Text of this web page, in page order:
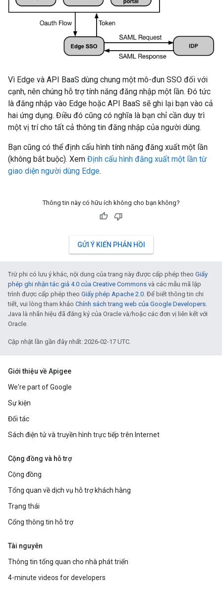
Vì Edge và API BaaS dùng chung một mô-đun SSO đối với
cạnh, nên chúng hỗ trợ tính năng đăng nhập một lần. Đó tức
là đăng nhập vào Edge hoặc API BaaS sẽ ghi lại bạn vào cả
hai ứng dụng. Điều đó cũng có nghĩa là bạn chỉ cần duy trì
một vị trí cho tất cả thông tin đăng nhập của người dùng.
Bạn cũng có thể định cấu hình tính năng đăng xuất một lần
(không bắt buộc). Xem Định cấu hình đăng xuất một lần từ
giao diện người dùng Edge.
Thông tin này có hữu ích không cho bạn không?
GỬI Ý KIẾN PHẢN HỒI
Trừ phi có lưu ý khác, nội dung của trang này được cấp phép theo Giấy
phép ghi nhận tác giả 4.0 của Creative Commons và các mẫu mã lập
trình được cấp phép theo Giấy phép Apache 2.0 . Để biết thông tin chi
tiết, vui lòng tham khảo Chính sách trang web của Google Developers
Java là nhãn hiệu đã đăng ký của Oracle và/hoặc các đơn vị liên kết với
Oracle.
Cập nhật lần gần đây nhất: 2026-02-17 UTC.
Giới thiệu về Apigee
We're part of Google
Sự kiện
Đối tác
Sách điện tử và truyền hình trực tiếp trên Internet
Cộng đồng và hỗ trợ
Cộng đồng
Tổng quan về dịch vụ hỗ trợ khách hàng
Trạng thái
Cổng thông tin hỗ trợ
Tài nguyên
Thông tin tổng quan cho nhà phát triển
4-minute videos for developers